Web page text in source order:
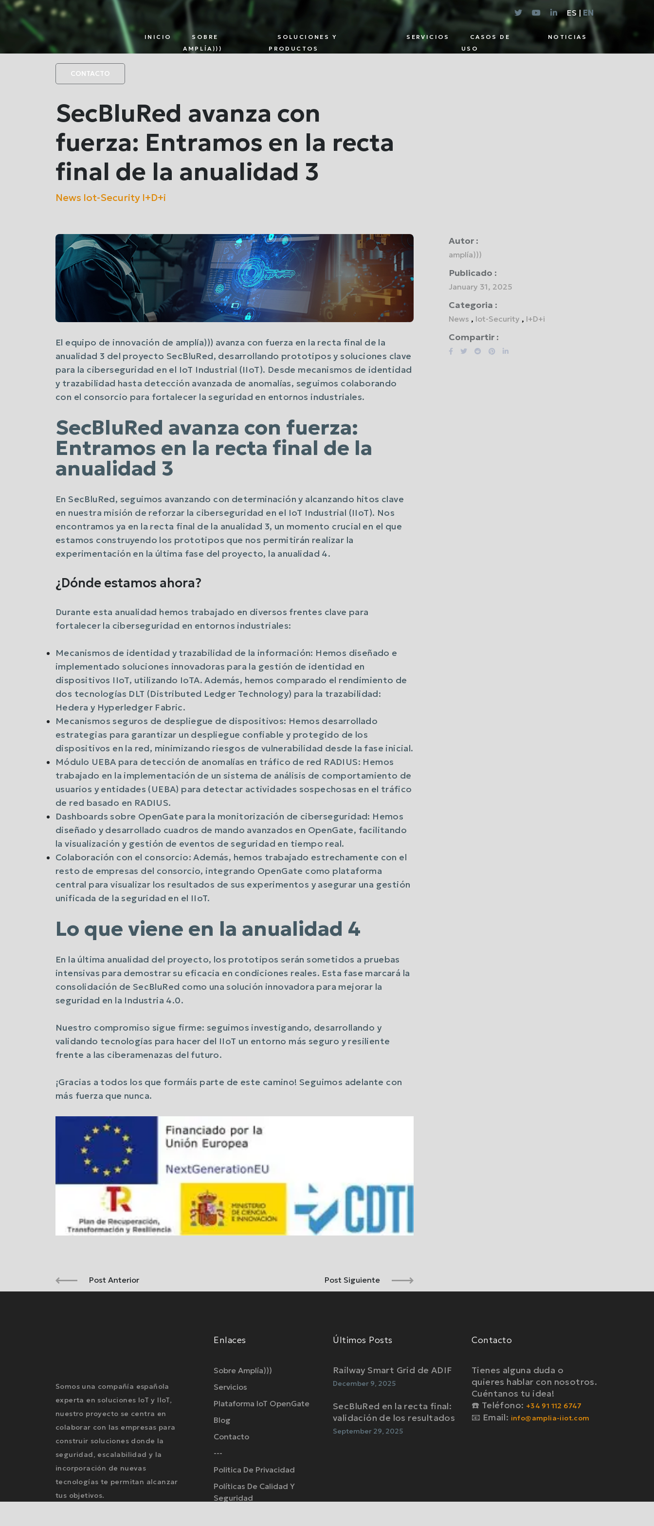
ES | EN
INICIO
SOBRE
AMPLÍA)))
SOLUCIONES Y
PRODUCTOS
SERVICIOS
CASOS DE
USO
NOTICIAS
CONTACTO
SecBluRed avanza con
fuerza: Entramos en la recta
final de la anualidad 3
News Iot-Security I+D+i
El equipo de innovación de amplía))) avanza con fuerza en la recta final de la
anualidad 3 del proyecto SecBluRed, desarrollando prototipos y soluciones clave
para la ciberseguridad en el IoT Industrial (IIoT). Desde mecanismos de identidad
y trazabilidad hasta detección avanzada de anomalías, seguimos colaborando
con el consorcio para fortalecer la seguridad en entornos industriales.
SecBluRed avanza con fuerza:
Entramos en la recta final de la
anualidad 3
En SecBluRed, seguimos avanzando con determinación y alcanzando hitos clave
en nuestra misión de reforzar la ciberseguridad en el IoT Industrial (IIoT). Nos
encontramos ya en la recta final de la anualidad 3, un momento crucial en el que
estamos construyendo los prototipos que nos permitirán realizar la
experimentación en la última fase del proyecto, la anualidad 4.
¿Dónde estamos ahora?
Durante esta anualidad hemos trabajado en diversos frentes clave para
fortalecer la ciberseguridad en entornos industriales:
Mecanismos de identidad y trazabilidad de la información: Hemos diseñado e
implementado soluciones innovadoras para la gestión de identidad en
dispositivos IIoT, utilizando IoTA. Además, hemos comparado el rendimiento de
dos tecnologías DLT (Distributed Ledger Technology) para la trazabilidad:
Hedera y Hyperledger Fabric.
Mecanismos seguros de despliegue de dispositivos: Hemos desarrollado
estrategias para garantizar un despliegue confiable y protegido de los
dispositivos en la red, minimizando riesgos de vulnerabilidad desde la fase inicial.
Módulo UEBA para detección de anomalías en tráfico de red RADIUS: Hemos
trabajado en la implementación de un sistema de análisis de comportamiento de
usuarios y entidades (UEBA) para detectar actividades sospechosas en el tráfico
de red basado en RADIUS.
Dashboards sobre OpenGate para la monitorización de ciberseguridad: Hemos
diseñado y desarrollado cuadros de mando avanzados en OpenGate, facilitando
la visualización y gestión de eventos de seguridad en tiempo real.
Colaboración con el consorcio: Además, hemos trabajado estrechamente con el
resto de empresas del consorcio, integrando OpenGate como plataforma
central para visualizar los resultados de sus experimentos y asegurar una gestión
unificada de la seguridad en el IIoT.
Lo que viene en la anualidad 4
En la última anualidad del proyecto, los prototipos serán sometidos a pruebas
intensivas para demostrar su eficacia en condiciones reales. Esta fase marcará la
consolidación de SecBluRed como una solución innovadora para mejorar la
seguridad en la Industria 4.0.
Nuestro compromiso sigue firme: seguimos investigando, desarrollando y
validando tecnologías para hacer del IIoT un entorno más seguro y resiliente
frente a las ciberamenazas del futuro.
¡Gracias a todos los que formáis parte de este camino! Seguimos adelante con
más fuerza que nunca.
Post Anterior Post Siguiente
Autor :
amplía)))
Publicado :
January 31, 2025
Categoria :
News , Iot-Security , I+D+i
Compartir :
Somos una compañía española
experta en soluciones IoT y IIoT,
nuestro proyecto se centra en
colaborar con las empresas para
construir soluciones donde la
seguridad, escalabilidad y la
incorporación de nuevas
tecnologías te permitan alcanzar
tus objetivos.
Enlaces
Sobre Amplía)))
Servicios
Plataforma IoT OpenGate
Blog
Contacto
---
Politica De Privacidad
Políticas De Calidad Y
Seguridad
Últimos Posts
Railway Smart Grid de ADIF
December 9, 2025
SecBluRed en la recta final:
validación de los resultados
September 29, 2025
Contacto
Tienes alguna duda o
quieres hablar con nosotros.
Cuéntanos tu idea!
☎️ Teléfono: +34 91 112 6747
📧 Email: info@amplia-iiot.com